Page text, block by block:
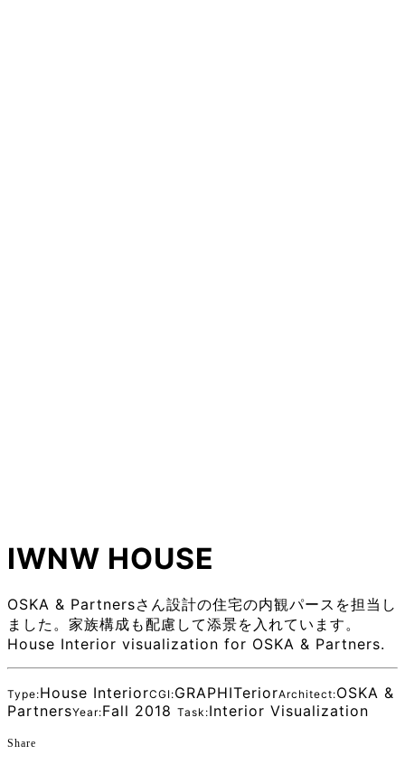
IWNW HOUSE
OSKA & Partnersさん設計の住宅の内観パースを担当し
ました。家族構成も配慮して添景を入れています。
House Interior visualization for OSKA & Partners.
Type:House InteriorCGI:GRAPHITeriorArchitect:OSKA &
PartnersYear:Fall 2018 Task:Interior Visualization
Share